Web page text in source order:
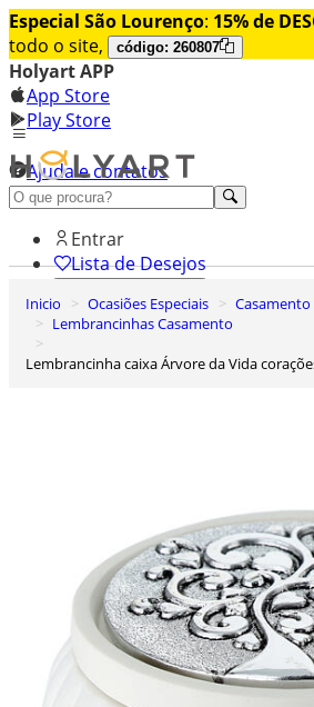
Especial São Lourenço: 15% de
todo o site,
código: 260807
Holyart APP
App Store
Play Store
Ajuda e contatos
Conheça premium
Entrar
Lista de Desejos
0
Carrinho de Compras
Inicio Ocasiões Especiais
Casamento
Lembrancinhas Casamento
Lembrancinha caixa Árvore da Vida